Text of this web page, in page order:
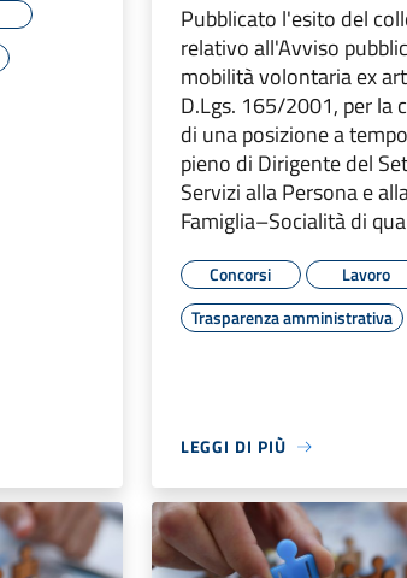
Pubblicato l'esito del
relativo all'Avviso
mobilità volontaria ex
D.Lgs. 165/2001, per la
di una posizione a
pieno di Dirigente del
Servizi alla Persona e
Famiglia–Socialità di
Concorsi
Lavoro
Trasparenza amministrativa
LEGGI DI PIÙ